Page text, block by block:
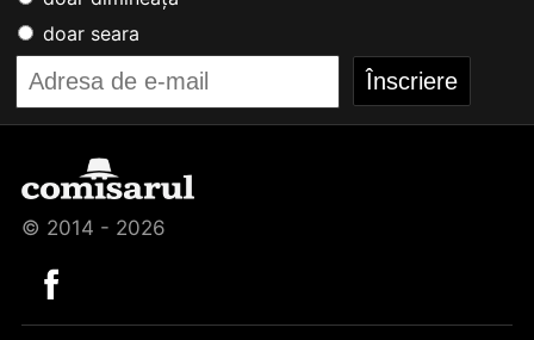
doar seara
© 2014 - 2026